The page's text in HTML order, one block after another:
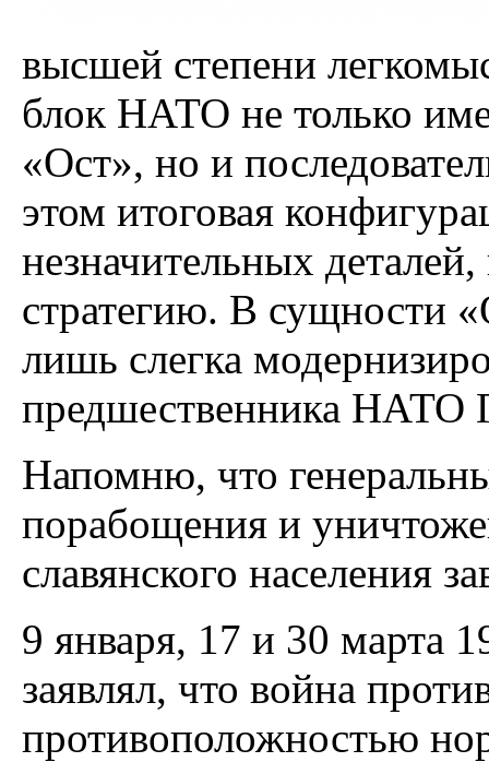
высшей степени
блок НАТО не только
«Ост», но и
этом итоговая
незначительных
стратегию. В сущности
лишь слегка
предшественника НАТО
Напомню, что
порабощения и
славянского населения
9 января, 17 и 30 марта
заявлял, что война
противоположностью